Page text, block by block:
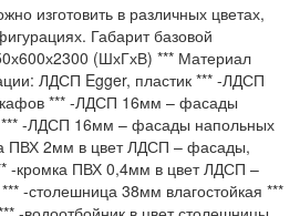
изготовить в различных цветах,
Габарит базовой
(ШхГхВ) *** Материал
ЛДСП Egger, пластик *** -ЛДСП
*** -ЛДСП 16мм – фасады
-ЛДСП 16мм – фасады напольных
ПВХ 2мм в цвет ЛДСП – фасады,
-кромка ПВХ 0,4мм в цвет ЛДСП –
-столешница 38мм влагостойкая ***